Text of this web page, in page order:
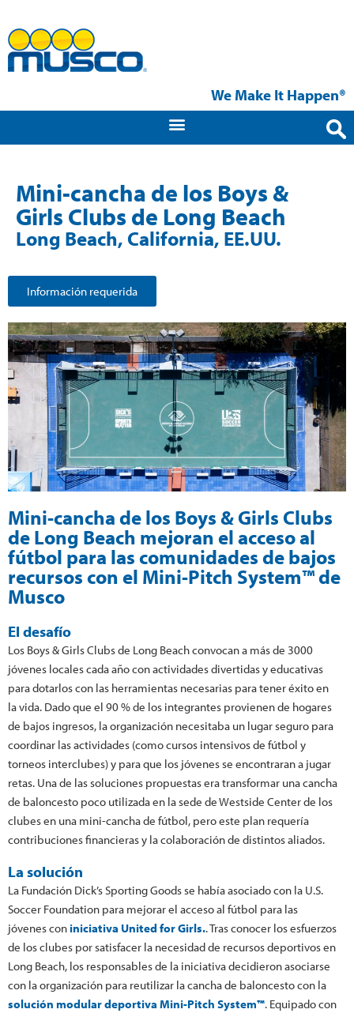
We Make It Happen®
Mini-cancha de los Boys &
Girls Clubs de Long Beach
Long Beach, California, EE.UU.
Información requerida
Mini-cancha de los Boys & Girls Clubs
de Long Beach mejoran el acceso al
fútbol para las comunidades de bajos
recursos con el Mini-Pitch System™ de
Musco
El desafío
Los Boys & Girls Clubs de Long Beach convocan a más de 3000
jóvenes locales cada año con actividades divertidas y educativas
para dotarlos con las herramientas necesarias para tener éxito en
la vida. Dado que el 90 % de los integrantes provienen de hogares
de bajos ingresos, la organización necesitaba un lugar seguro para
coordinar las actividades (como cursos intensivos de fútbol y
torneos interclubes) y para que los jóvenes se encontraran a jugar
retas. Una de las soluciones propuestas era transformar una cancha
de baloncesto poco utilizada en la sede de Westside Center de los
clubes en una mini-cancha de fútbol, pero este plan requería
contribuciones financieras y la colaboración de distintos aliados.
La solución
La Fundación Dick’s Sporting Goods se había asociado con la U.S.
Soccer Foundation para mejorar el acceso al fútbol para las
jóvenes con iniciativa United for Girls.. Tras conocer los esfuerzos
de los clubes por satisfacer la necesidad de recursos deportivos en
Long Beach, los responsables de la iniciativa decidieron asociarse
con la organización para reutilizar la cancha de baloncesto con la
solución modular deportiva Mini-Pitch System™. Equipado con